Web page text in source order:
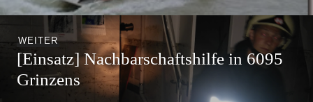
WEITERNächster
Beitrag:
[Einsatz] Nachbarschaftshilfe in 6095
Grinzens